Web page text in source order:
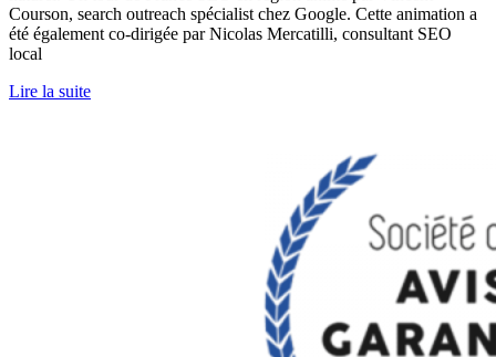
Courson, search outreach spécialist chez Google. Cette animation a
été également co-dirigée par Nicolas Mercatilli, consultant SEO
local
Lire la suite